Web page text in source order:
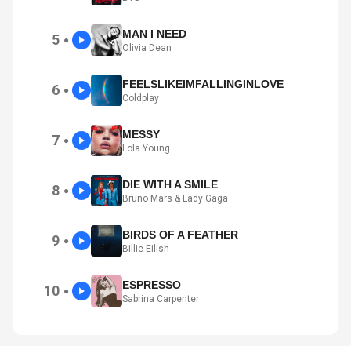
5 ● MAN I NEED
Olivia Dean
6 ● FEELSLIKEIMFALLINGINLOVE
Coldplay
7 ● MESSY
Lola Young
8 ● DIE WITH A SMILE
Bruno Mars & Lady Gaga
9 ● BIRDS OF A FEATHER
Billie Eilish
10 ● ESPRESSO
Sabrina Carpenter